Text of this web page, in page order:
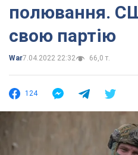
полювання.
свою партію
War7.04.2022 22:32 66,0 т.
124